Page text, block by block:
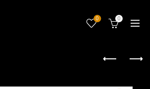
0 0